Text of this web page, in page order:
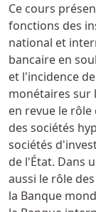
Ce cours
fonctions des
national et
bancaire en
et l'incidence
monétaires sur
en revue le rôle
des sociétés
sociétés
de l'État. Dans
aussi le rôle
la Banque